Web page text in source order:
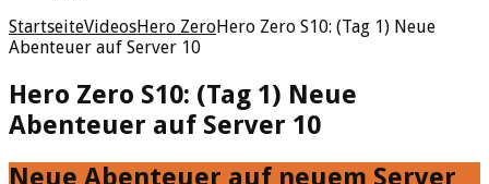
StartseiteVideosHero ZeroHero Zero S10: (Tag 1) Neue
Abenteuer auf Server 10
Hero Zero S10: (Tag 1) Neue
Abenteuer auf Server 10
Neue Abenteuer auf neuem Server